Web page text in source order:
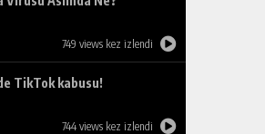
749 views kez izlendi
TikTok kabusu!
744 views kez izlendi